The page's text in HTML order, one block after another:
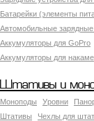
Батарейки (элементы
Автомобильные зарядные
Аккумуляторы для GoPro
Аккумуляторы для
Штативы и
Моноподы Уровни
Штативы
Чехлы для